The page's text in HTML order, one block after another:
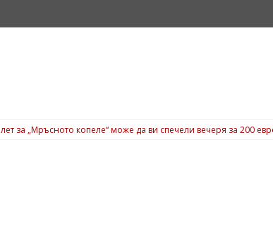
за „Мръсното копеле“ може да ви спечели вечеря за 200